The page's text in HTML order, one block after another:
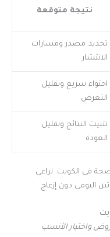
نتيجة متوقعة
تحديد مصدر ومسارات
الانتشار
احتواء سريع وتقليل
التعرض
تثبيت النتائج وتقليل
العودة
في الكويت. نراعي
اليومي دون إزعاج.
واختيار الأنسب